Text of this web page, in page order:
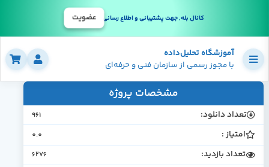
کانال بله, جهت پشتیبانی و اطلاع رسانی عضویت
آموزشگاه تحلیل‌داده
با مجوز رسمی از سازمان فنی و حرفه‌ای
مشخصات پروژه
تعداد دانلود: 961
امتیاز : 0.0
تعداد بازدید: 6276